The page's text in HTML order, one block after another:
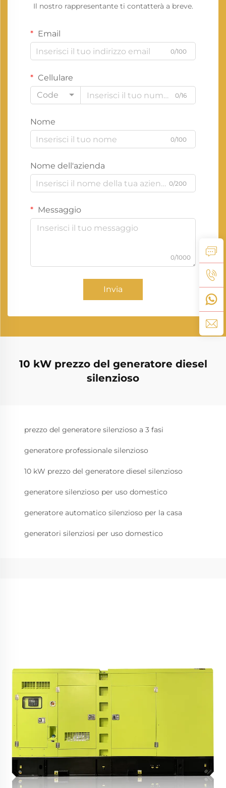
Il nostro rappresentante ti contatterà a breve.
Email
0/100
Cellulare
Code
0/16
Nome
0/100
Nome dell'azienda
0/200
Messaggio
0/1000
Invia
10 kW prezzo del generatore diesel
silenzioso
prezzo del generatore silenzioso a 3 fasi
generatore professionale silenzioso
10 kW prezzo del generatore diesel silenzioso
generatore silenzioso per uso domestico
generatore automatico silenzioso per la casa
generatori silenziosi per uso domestico